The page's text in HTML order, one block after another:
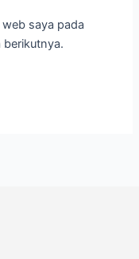
saya pada
berikutnya.